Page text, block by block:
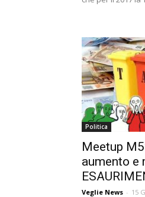
Politica
Meetup
aumento e
Veglie News - 15